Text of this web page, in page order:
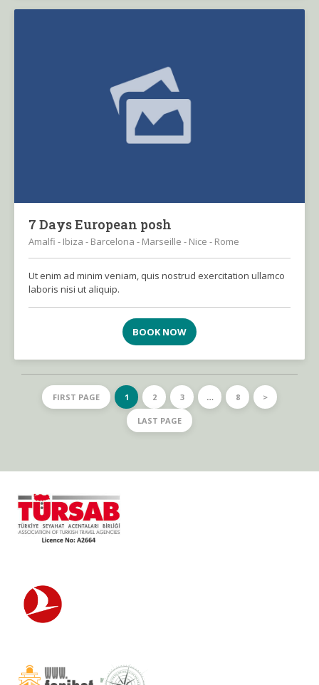
7 Days European posh
Amalfi - Ibiza - Barcelona - Marseille - Nice - Rome
Ut enim ad minim veniam, quis nostrud exercitation ullamco
laboris nisi ut aliquip.
BOOK NOW
FIRST PAGE 1 2 3 … 8 >
LAST PAGE